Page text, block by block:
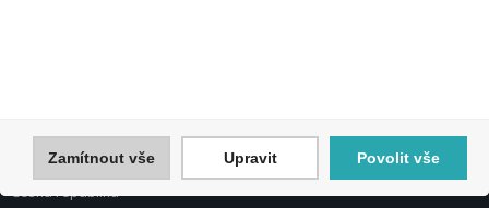
U Plynárny 412/101
101 00 Praha 10
Česká republika
Zamítnout vše Upravit Povolit vše